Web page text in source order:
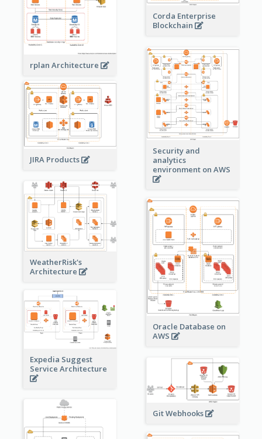
Corda Enterprise
Blockchain
rplan Architecture
Security and
analytics
environment on AWS
JIRA Products
WeatherRisk's
Architecture
Oracle Database on
AWS
Expedia Suggest
Service Architecture
Git Webhooks